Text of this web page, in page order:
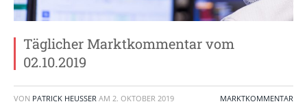
Täglicher Marktkommentar vom
02.10.2019
VON PATRICK HEUSSER AM 2. OKTOBER 2019 MARKTKOMMENTAR